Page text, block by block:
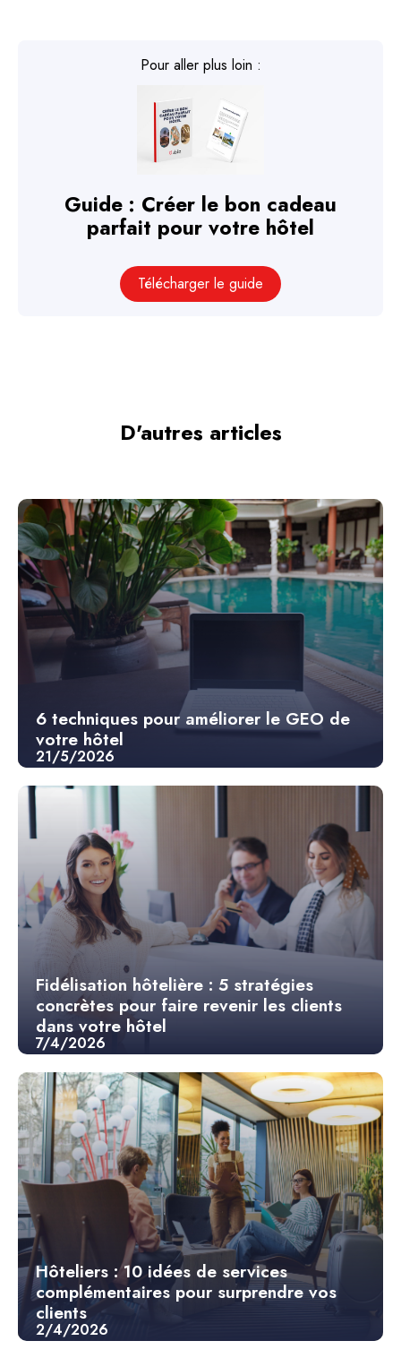
Pour aller plus loin :
Guide : Créer le bon cadeau
parfait pour votre hôtel
Télécharger le guide
D'autres articles
21/5/2026
6 techniques pour améliorer le GEO de
votre hôtel
7/4/2026
Fidélisation hôtelière : 5 stratégies
concrètes pour faire revenir les clients
dans votre hôtel
2/4/2026
Hôteliers : 10 idées de services
complémentaires pour surprendre vos
clients